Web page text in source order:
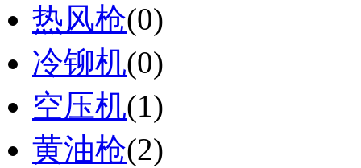
热风枪(0)
冷铆机(0)
空压机(1)
黄油枪(2)